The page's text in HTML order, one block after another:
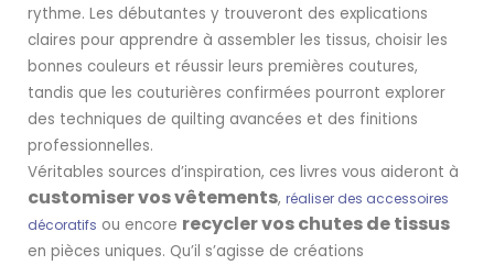
rythme. Les débutantes y trouveront des explications
claires pour apprendre à assembler les tissus, choisir les
bonnes couleurs et réussir leurs premières coutures,
tandis que les couturières confirmées pourront explorer
des techniques de quilting avancées et des finitions
professionnelles.
Véritables sources d’inspiration, ces livres vous aideront à
customiser vos vêtements, réaliser des accessoires
décoratifs ou encore recycler vos chutes de tissus
en pièces uniques. Qu’il s’agisse de créations